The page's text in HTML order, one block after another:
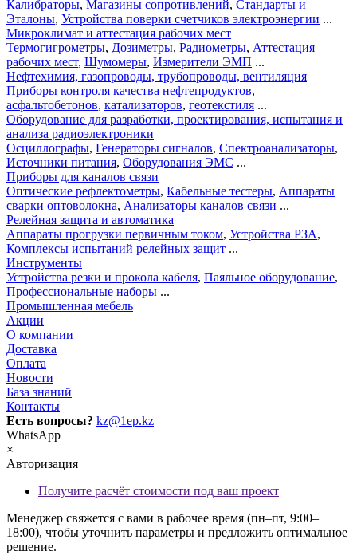
Калибраторы, Магазины сопротивлений, Стандарты и
Эталоны, Устройства поверки счетчиков электроэнергии ...
Микроклимат и аттестация рабочих мест
Термогигрометры, Дозиметры, Радиометры, Аттестация
рабочих мест, Шумомеры, Измерители ЭМП ...
Нефтехимия, газопроводы, трубопроводы, вентиляция
Приборы контроля качества нефтепродуктов,
асфальтобетонов, катализаторов, геотекстиля ...
Оборудование для разработки, проектирования, испытания и
анализа радиоэлектроники
Осциллографы, Генераторы сигналов, Спектроанализаторы,
Источники питания, Оборудования ЭМС ...
Приборы для каналов связи
Оптические рефлектометры, Кабельные тестеры, Аппараты
сварки оптоволокна, Анализаторы каналов связи ...
Релейная защита и автоматика
Аппараты прогрузки первичным током, Устройства РЗА,
Комплексы испытаний релейных защит ...
Инструменты
Устройства резки и прокола кабеля, Паяльное оборудование,
Профессиональные наборы ...
Промышленная мебель
Акции
О компании
Доставка
Оплата
Новости
База знаний
Контакты
Есть вопросы? kz@1ep.kz
WhatsApp
×
Авторизация
Получите расчёт стоимости под ваш проект
Менеджер свяжется с вами в рабочее время (пн–пт, 9:00–
18:00), чтобы уточнить параметры и предложить оптимальное
решение.